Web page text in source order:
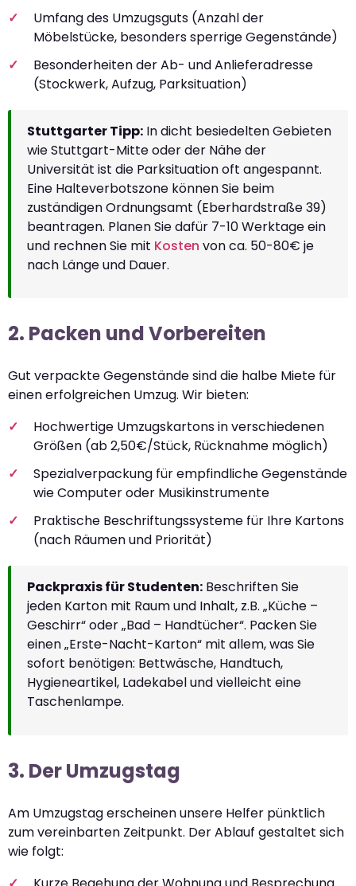
Umfang des Umzugsguts (Anzahl der
Möbelstücke, besonders sperrige Gegenstände)
Besonderheiten der Ab- und Anlieferadresse
(Stockwerk, Aufzug, Parksituation)
Stuttgarter Tipp: In dicht besiedelten Gebieten
wie Stuttgart-Mitte oder der Nähe der
Universität ist die Parksituation oft angespannt.
Eine Halteverbotszone können Sie beim
zuständigen Ordnungsamt (Eberhardstraße 39)
beantragen. Planen Sie dafür 7-10 Werktage ein
und rechnen Sie mit Kosten von ca. 50-80€ je
nach Länge und Dauer.
2. Packen und Vorbereiten
Gut verpackte Gegenstände sind die halbe Miete für
einen erfolgreichen Umzug. Wir bieten:
Hochwertige Umzugskartons in verschiedenen
Größen (ab 2,50€/Stück, Rücknahme möglich)
Spezialverpackung für empfindliche Gegenstände
wie Computer oder Musikinstrumente
Praktische Beschriftungssysteme für Ihre Kartons
(nach Räumen und Priorität)
Packpraxis für Studenten: Beschriften Sie
jeden Karton mit Raum und Inhalt, z.B. „Küche –
Geschirr“ oder „Bad – Handtücher“. Packen Sie
einen „Erste-Nacht-Karton“ mit allem, was Sie
sofort benötigen: Bettwäsche, Handtuch,
Hygieneartikel, Ladekabel und vielleicht eine
Taschenlampe.
3. Der Umzugstag
Am Umzugstag erscheinen unsere Helfer pünktlich
zum vereinbarten Zeitpunkt. Der Ablauf gestaltet sich
wie folgt: